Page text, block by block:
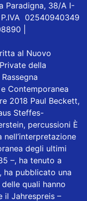
Paradigna, 38/A I-
02540940349
|
al Nuovo
della
Contemporanea
2018 Paul Beckett,
Steffes-
percussioni È
degli ultimi
–, ha tenuto a
ha pubblicato una
quali hanno
il Jahrespreis –